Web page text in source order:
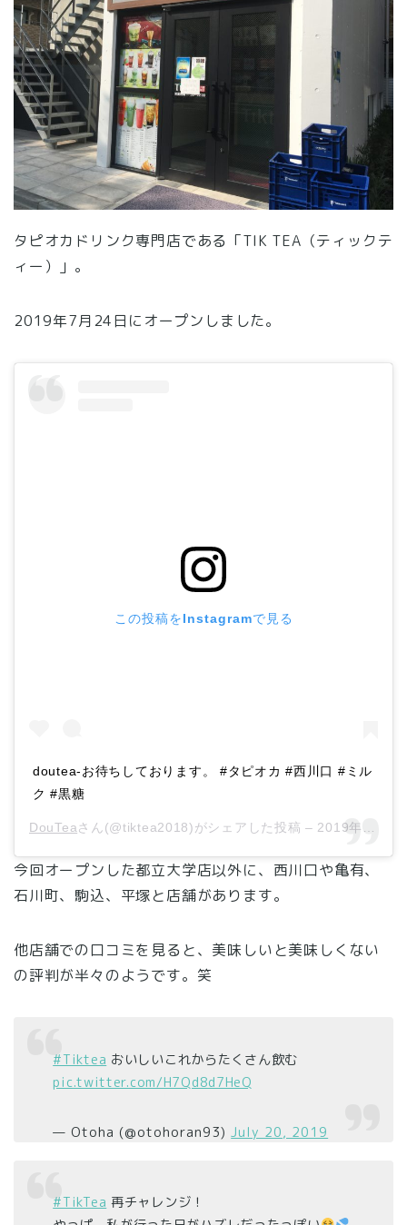
タピオカドリンク専門店である「TIK TEA（ティックテ
ィー）」。
2019年7月24日にオープンしました。
この投稿をInstagramで見る
doutea-お待ちしております。 #タピオカ #西川口 #ミル
ク #黒糖
DouTeaさん(@tiktea2018)がシェアした投稿 – 2019年 2月月14日午前8時09分PST
今回オープンした都立大学店以外に、西川口や亀有、
石川町、駒込、平塚と店舗があります。
他店舗での口コミを見ると、美味しいと美味しくない
の評判が半々のようです。笑
#Tiktea おいしいこれからたくさん飲む
pic.twitter.com/H7Qd8d7HeQ
— Otoha (@otohoran93)July 20, 2019
#TikTea 再チャレンジ！